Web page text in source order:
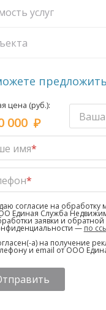
услуг
цена (руб.):
000
имя*
*
согласие на
Единая Служба
заявки и обратной
— по
а) на получение
и email от ООО